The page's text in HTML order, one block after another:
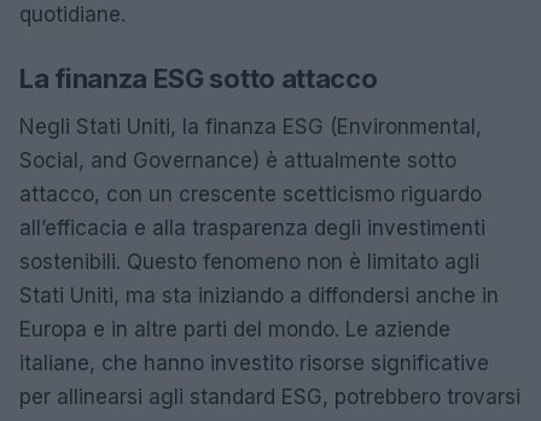
quotidiane.
La finanza ESG sotto attacco
Negli Stati Uniti, la finanza ESG (Environmental,
Social, and Governance) è attualmente sotto
attacco, con un crescente scetticismo riguardo
all’efficacia e alla trasparenza degli investimenti
sostenibili. Questo fenomeno non è limitato agli
Stati Uniti, ma sta iniziando a diffondersi anche in
Europa e in altre parti del mondo. Le aziende
italiane, che hanno investito risorse significative
per allinearsi agli standard ESG, potrebbero trovarsi